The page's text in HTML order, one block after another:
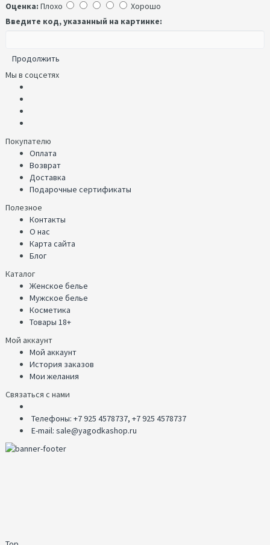
Оценка: Плохо
Хорошо
Введите код, указанный на картинке:
Продолжить
Мы в соцсетях
Покупателю
Оплата
Возврат
Доставка
Подарочные сертификаты
Полезное
Контакты
О нас
Карта сайта
Блог
Каталог
Женское белье
Мужское белье
Косметика
Товары 18+
Мой аккаунт
Мой аккаунт
История заказов
Мои желания
Связаться с нами
Телефоны: +7 925 4578737, +7 925 4578737
E-mail: sale@yagodkashop.ru